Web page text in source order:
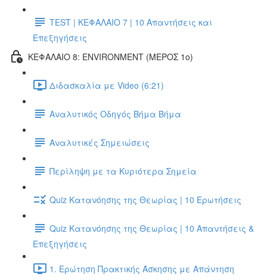
TEST | ΚΕΦΑΛΑΙΟ 7 | 10 Απαντήσεις και
Επεξηγήσεις
ΚΕΦΑΛΑΙΟ 8: ENVIRONMENT (ΜΕΡΟΣ 1o)
Διδασκαλία με Video (6:21)
Αναλυτικός Οδηγός Βήμα Βήμα
Αναλυτικές Σημειώσεις
Περίληψη με τα Κυριότερα Σημεία
Quiz Κατανόησης της Θεωρίας | 10 Ερωτήσεις
Quiz Κατανόησης της Θεωρίας | 10 Απαντήσεις &
Επεξηγήσεις
1. Ερώτηση Πρακτικής Άσκησης με Απάντηση